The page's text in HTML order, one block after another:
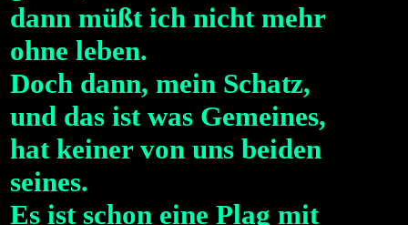
dann müßt ich nicht mehr
ohne leben.
Doch dann, mein Schatz,
und das ist was Gemeines,
hat keiner von uns beiden
seines.
Es ist schon eine Plag mit